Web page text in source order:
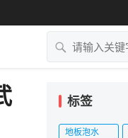
标签
地板泡水